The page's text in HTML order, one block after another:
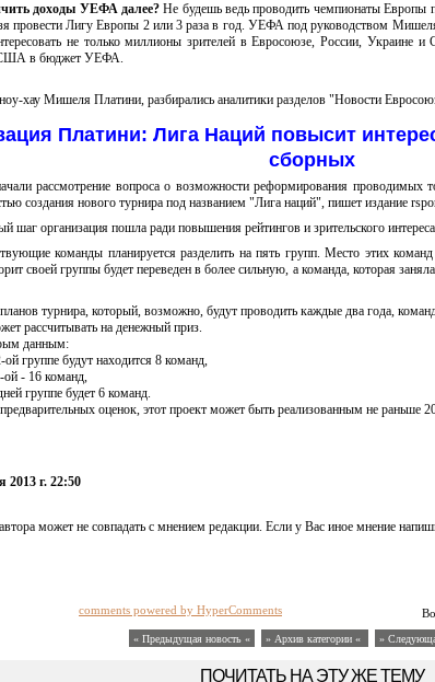
доходы УЕФА далее?Не будешь ведь проводить чемпионаты Европы
провести Лигу Европы 2 или 3 раза в год. УЕФА под руководством
не только миллионы зрителей в Евросоюзе, России, Украине
в бюджет УЕФА.
хау Мишеля Платини, разбирались аналитики разделов "Новости
Платини: Лига Наций повысит
сборных
рассмотрение вопроса о возможности реформирования проводимых
создания нового турнира под названием "Лига наций", пишет издание
шаг организация пошла ради повышения рейтингов и зрительского
команды планируется разделить на пять групп. Место этих
своей группы будет переведен в более сильную, а команда, которая
турнира, который, возможно, будут проводить каждые два года,
рассчитывать на денежный приз.
данным:
группе будут находится 8 команд,
ой - 16 команд,
группе будет 6 команд.
оценок, этот проект может быть реализованным не раньше
2013 г. 22:50
может не совпадать с мнением редакции. Если у Вас иное мнение
comments powered by HyperComments
« Предыдущая новость « » Архив категории « »
ПОЧИТАТЬ НА ЭТУ ЖЕ ТЕМУ